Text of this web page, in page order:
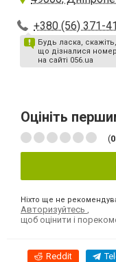
+380 (56) 371-
Будь ласка, скажіть,
що дізналися номер
на сайті 056.ua
Оцініть
(0
Ніхто ще не
Авторизуйтесь
щоб оцінити і
Reddit